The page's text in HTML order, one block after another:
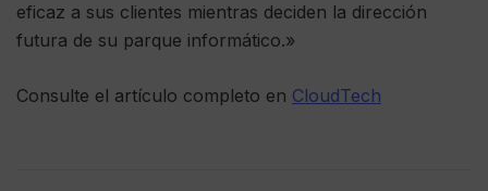
eficaz a sus clientes mientras deciden la dirección
futura de su parque informático.»
Consulte el artículo completo en CloudTech